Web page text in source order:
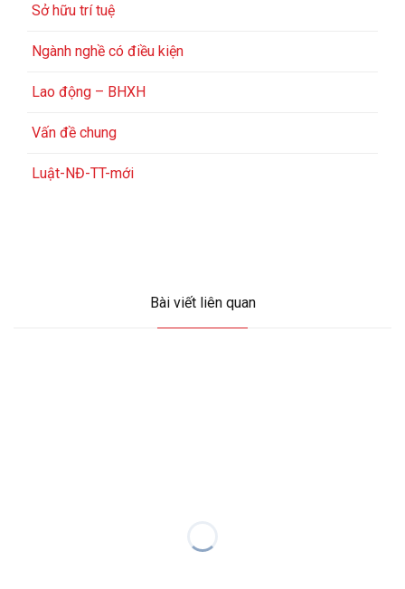
Sở hữu trí tuệ
Ngành nghề có điều kiện
Lao động – BHXH
Vấn đề chung
Luật-NĐ-TT-mới
Bài viết liên quan